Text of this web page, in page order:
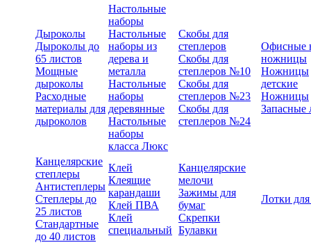
Дыроколы
Дыроколы до
65 листов
Мощные
дыроколы
Расходные
материалы для
дыроколов
Настольные
наборы
Настольные
наборы из
дерева и
металла
Настольные
наборы
деревянные
Настольные
наборы
класса Люкс
Скобы для
степлеров
Скобы для
степлеров №10
Скобы для
степлеров №23
Скобы для
степлеров №24
Офисные
ножницы
Ножницы
детские
Ножницы
Запасные
Канцелярские
степлеры
Антистеплеры
Степлеры до
25 листов
Стандартные
до 40 листов
Клей
Клеящие
карандаши
Клей ПВА
Клей
специальный
Канцелярские
мелочи
Зажимы для
бумаг
Скрепки
Булавки
Лотки